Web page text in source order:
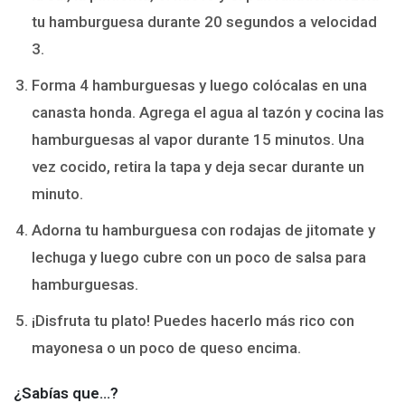
tu hamburguesa durante 20 segundos a velocidad
3.
Forma 4 hamburguesas y luego colócalas en una
canasta honda. Agrega el agua al tazón y cocina las
hamburguesas al vapor durante 15 minutos. Una
vez cocido, retira la tapa y deja secar durante un
minuto.
Adorna tu hamburguesa con rodajas de jitomate y
lechuga y luego cubre con un poco de salsa para
hamburguesas.
¡Disfruta tu plato! Puedes hacerlo más rico con
mayonesa o un poco de queso encima.
¿Sabías que…?